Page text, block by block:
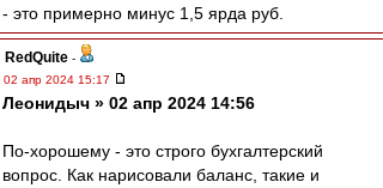
- это примерно минус 1,5 ярда руб.
RedQuite -
02 апр 2024 15:17
Леонидыч » 02 апр 2024 14:56
По-хорошему - это строго бухгалтерский
вопрос. Как нарисовали баланс, такие и